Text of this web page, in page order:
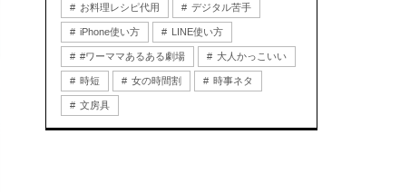
お料理レシピ代用 デジタル苦手
iPhone使い方 LINE使い方
#ワーママあるある劇場 大人かっこいい
時短 女の時間割 時事ネタ
文房具